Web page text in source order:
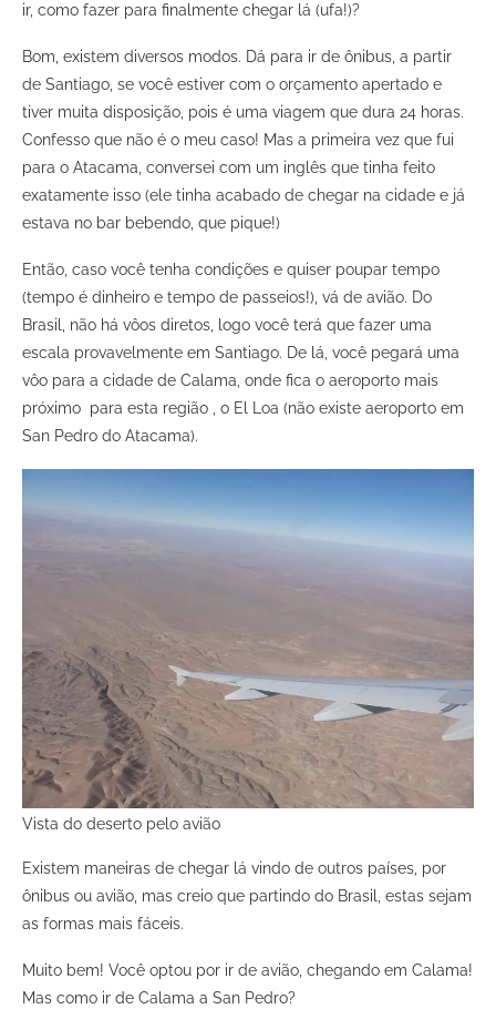
ir, como fazer para finalmente chegar lá (ufa!)?
Bom, existem diversos modos. Dá para ir de ônibus, a partir
de Santiago, se você estiver com o orçamento apertado e
tiver muita disposição, pois é uma viagem que dura 24 horas.
Confesso que não é o meu caso! Mas a primeira vez que fui
para o Atacama, conversei com um inglês que tinha feito
exatamente isso (ele tinha acabado de chegar na cidade e já
estava no bar bebendo, que pique!)
Então, caso você tenha condições e quiser poupar tempo
(tempo é dinheiro e tempo de passeios!), vá de avião. Do
Brasil, não há vôos diretos, logo você terá que fazer uma
escala provavelmente em Santiago. De lá, você pegará uma
vôo para a cidade de Calama, onde fica o aeroporto mais
próximo para esta região , o El Loa (não existe aeroporto em
San Pedro do Atacama).
Vista do deserto pelo avião
Existem maneiras de chegar lá vindo de outros países, por
ônibus ou avião, mas creio que partindo do Brasil, estas sejam
as formas mais fáceis.
Muito bem! Você optou por ir de avião, chegando em Calama!
Mas como ir de Calama a San Pedro?